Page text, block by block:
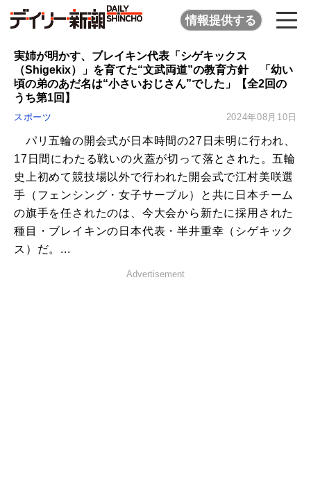
情報提供する
実姉が明かす、ブレイキン代表「シゲキックス
（Shigekix）」を育てた“文武両道”の教育方針 「幼い
頃の弟のあだ名は“小さいおじさん”でした」【全2回の
うち第1回】
スポーツ 2024年08月10日
パリ五輪の開会式が日本時間の27日未明に行われ、
17日間にわたる戦いの火蓋が切って落とされた。五輪
史上初めて競技場以外で行われた開会式で江村美咲選
手（フェンシング・女子サーブル）と共に日本チーム
の旗手を任されたのは、今大会から新たに採用された
種目・ブレイキンの日本代表・半井重幸（シゲキック
ス）だ。...
Advertisement